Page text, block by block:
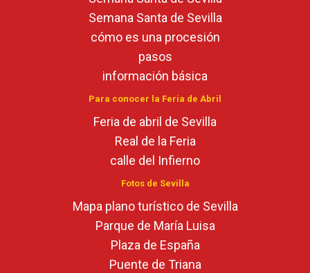
Semana Santa de Sevilla
cómo es una procesión
pasos
información básica
Para conocer la Feria de Abril
Feria de abril de Sevilla
Real de la Feria
calle del Infierno
Fotos de Sevilla
Mapa plano turístico de Sevilla
Parque de María Luisa
Plaza de España
Puente de Triana